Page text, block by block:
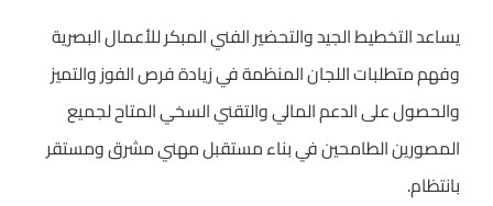
يساعد التخطيط الجيد والتحضير الفني المبكر للأعمال البصرية
وفهم متطلبات اللجان المنظمة في زيادة فرص الفوز والتميز
والحصول على الدعم المالي والتقني السخي المتاح لجميع
المصورين الطامحين في بناء مستقبل مهني مشرق ومستقر
بانتظام.